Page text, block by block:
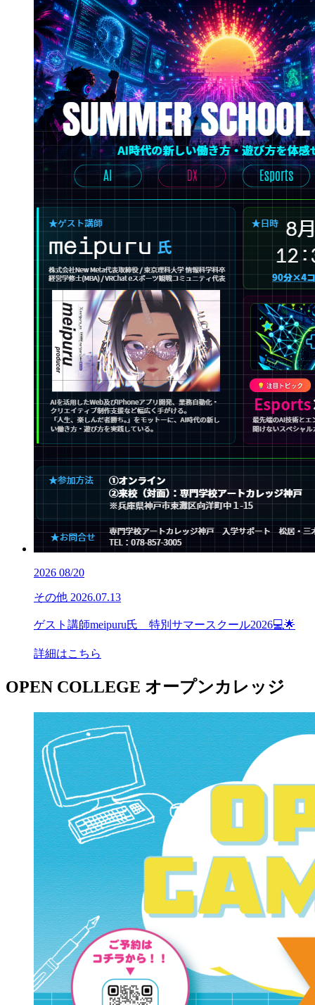
2026 08/20
その他 2026.07.13
ゲスト講師meipuru氏 特別サマースクール2026💻🌟
詳細はこちら
OPEN COLLEGE オープンカレッジ